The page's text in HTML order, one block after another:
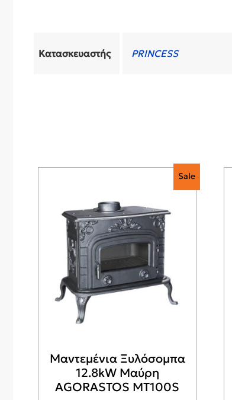
Κατασκευαστής PRINCESS
Sale
Μαντεμένια Ξυλόσομπα
12.8kW Μαύρη
AGORASTOS MT100S